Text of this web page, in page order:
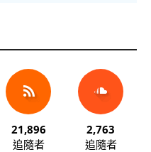
21,896
追隨者
2,763
追隨者